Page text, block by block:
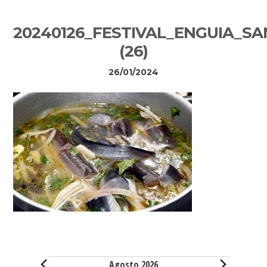
(26)
26/01/2024
Sidebar